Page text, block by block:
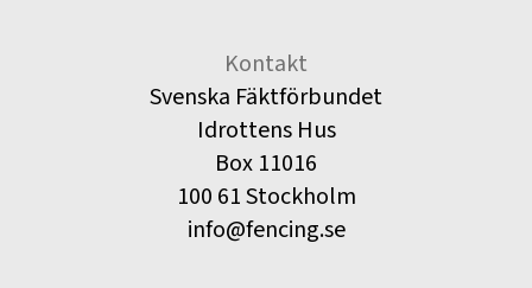
Kontakt
Svenska Fäktförbundet
Idrottens Hus
Box 11016
100 61 Stockholm
info@fencing.se